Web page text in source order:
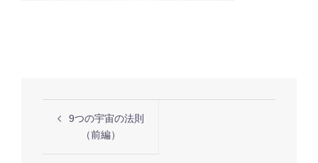
ナ
9つの宇宙の法則
（前編）